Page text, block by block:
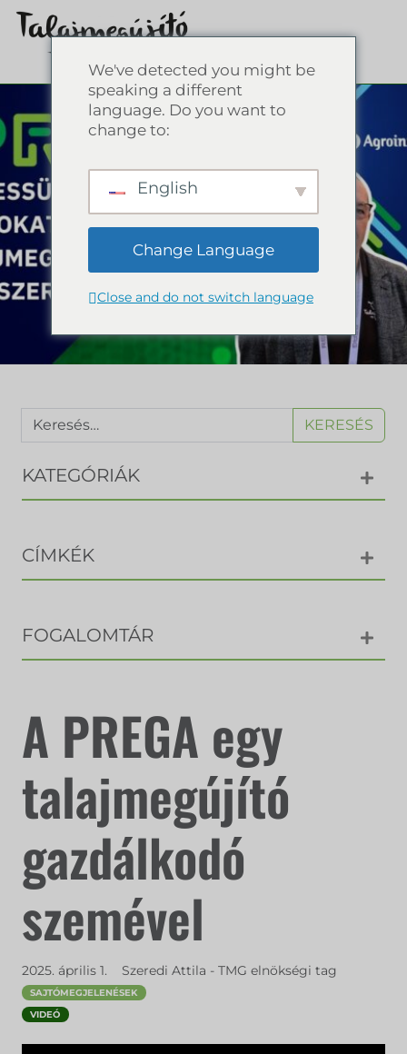
KERESÉS
KATEGÓRIÁK
CÍMKÉK
FOGALOMTÁR
A PREGA egy
talajmegújító
gazdálkodó
szemével
2025. április 1. Szeredi Attila - TMG elnökségi tag
SAJTÓMEGJELENÉSEK
VIDEÓ
We've detected you might be
speaking a different
language. Do you want to
change to:
English
Change Language
Close and do not switch language